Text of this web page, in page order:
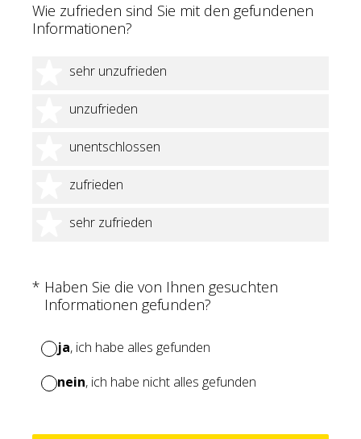
Wie zufrieden sind Sie mit den gefundenen
Informationen?
sehr unzufrieden
1 Stern
unzufrieden
2 Sterne
unentschlossen
3 Sterne
zufrieden
4 Sterne
sehr zufrieden
5 Sterne
* Haben Sie die von Ihnen gesuchten
Informationen gefunden?
(Erforderlich.)
ja, ich habe alles gefunden
nein, ich habe nicht alles gefunden